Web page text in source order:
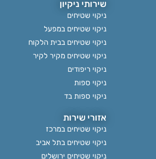
שירותי ניקיון
ניקוי שטיחים
ניקוי שטיחים במפעל
ניקוי שטיחים בבית הלקוח
ניקוי שטיחים מקיר לקיר
ניקוי ריפודים
ניקוי ספות
ניקוי ספות בד
אזורי שירות
ניקוי שטיחים במרכז
ניקוי שטיחים בתל אביב
ניקוי שטיחים ירושלים